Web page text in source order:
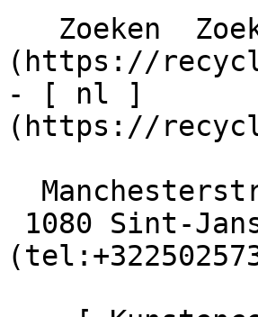
(https://
- [ nl ]
(https://